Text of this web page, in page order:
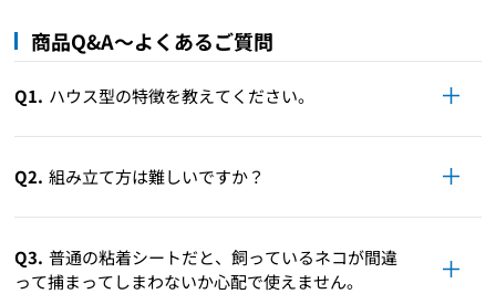
商品Q&A～よくあるご質問
Q1. ハウス型の特徴を教えてください。
Q2. 組み立て方は難しいですか？
Q3. 普通の粘着シートだと、飼っているネコが間違
って捕まってしまわないか心配で使えません。